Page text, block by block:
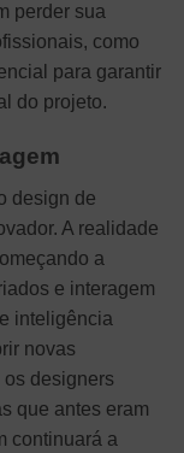
perder sua
como
para garantir
do projeto.
design de
A realidade
a
e interagem
inteligência
novas
designers
que antes eram
continuará a